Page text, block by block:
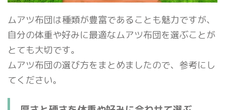
ムアツ布団は種類が豊富であることも魅力ですが、
自分の体重や好みに最適なムアツ布団を選ぶことが
とても大切です。
ムアツ布団の選び方をまとめましたので、参考にし
てください。